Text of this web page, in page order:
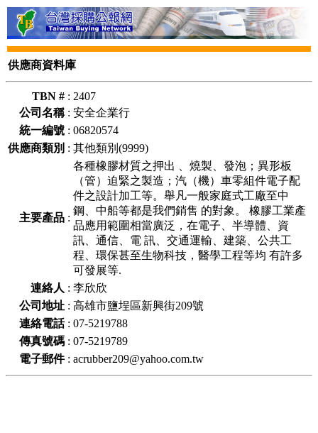
供應商資料庫
TBN # : 2407
公司名稱: 安全企業行
統一編號 : 06820574
供應商類別 : 其他類別(9999)
主要產品 :
各種橡膠材質之押出 、燒製、發泡；異形板
（管）迫緊之製造；汽（機）車零組件電子配
件之設計加工等。舉凡一般家庭式工廠至中
鋼、中船等都是我們銷售 的對象。 橡膠工業產
品應用範圍相當廣泛，在電子、半導體、資
訊、通信、電 訊、交通運輸、建築、公共工
程、環保甚至生物科技，醫學工程等均 有許多
可發展等.
連絡人 : 李欣欣
公司地址 : 高雄市鹽埕區新興街209號
連絡電話: 07-5219788
傳真號碼 : 07-5219789
電子郵件: acrubber209@yahoo.com.tw